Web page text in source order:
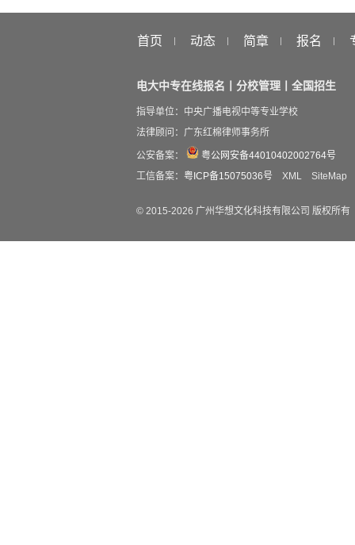
首页 动态 简章 报名
电大中专在线报名丨分校管理丨全国招生
指导单位：中央广播电视中等专业学校
法律顾问：广东红棉律师事务所
公安备案：
粤公网安备44010402002764号
工信备案： 粤ICP备15075036号 XML SiteMap
© 2015-2026 广州华想文化科技有限公司 版权所有